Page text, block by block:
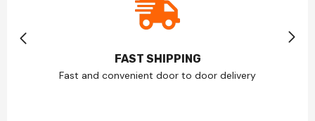
FAST SHIPPING
Fast and convenient door to door delivery